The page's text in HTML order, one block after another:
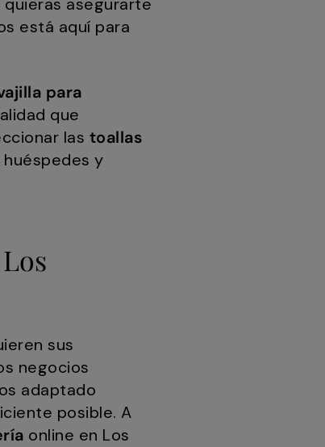
está aquí para
para
que
las toallas
y
sus
negocios
adaptado
posible. A
online en Los